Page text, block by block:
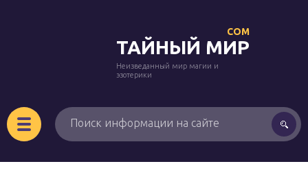
ТАЙНЫЙ МИР
COM
Неизведанный мир магии и
эзотерики